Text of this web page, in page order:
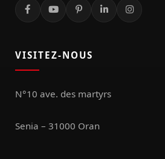
VISITEZ-NOUS
N°10 ave. des martyrs
Senia – 31000 Oran